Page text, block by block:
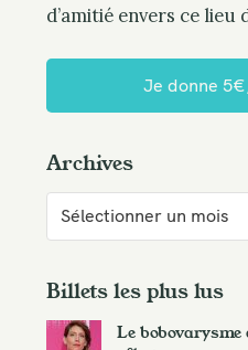
d’amitié envers ce
Je donne
Archives
r
h
i
Billets les plus lus
Le bobovarysme